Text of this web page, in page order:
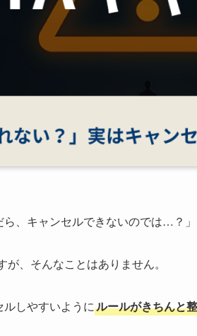
ら、キャンセルできないのでは…？」
、そんなことはありません。
ルしやすいようにルールがきちんと